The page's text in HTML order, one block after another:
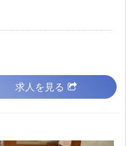
求人を見る